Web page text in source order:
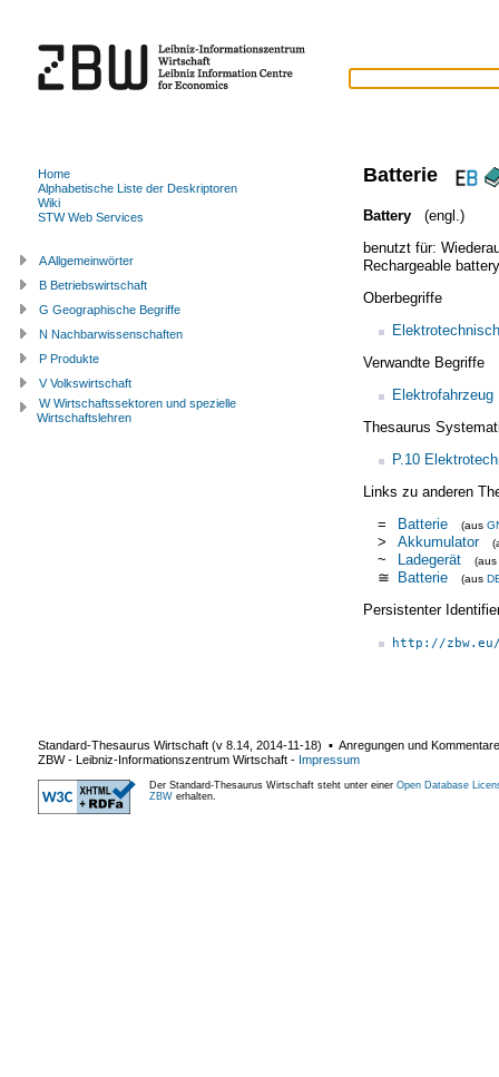
Batterie
Battery
(engl.)
benutzt für:
Rechargeable battery
Oberbegriffe
Verwandte Begriffe
Elektrofahrzeug
Thesaurus
P.10
Links zu anderen
=
Batterie (aus
> Akkumulator
~ Ladegerät (aus
≅ Batterie (aus
Persistenter
http://
Home
Alphabetische Liste der Deskriptoren
Wiki
STW Web Services
A Allgemeinwörter
B Betriebswirtschaft
G Geographische Begriffe
N Nachbarwissenschaften
P Produkte
V Volkswirtschaft
W Wirtschaftssektoren und spezielle
Wirtschaftslehren
Standard-Thesaurus Wirtschaft (v 8.14 2014-11-18) ▪ Anregungen und
ZBW - Leibniz-Informationszentrum Wirtschaft - Impressum
Der Standard-Thesaurus Wirtschaft steht unter einer Open Database
ZBW erhalten.